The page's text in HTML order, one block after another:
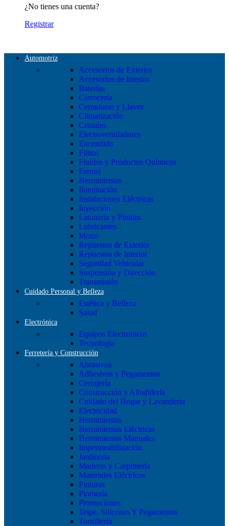
¿No tienes una cuenta?
Registrar
Automotriz
Accesorios de Exterior
Accesorios de Interior
Baterías
Carrocería
Cerraduras y Llaves
Climatización
Cristales
Electroventiladores
Encendido
Filtros
Fluídos y Productos Químicos
Frenos
Herramientas
Iluminación
Instalaciones Eléctricas
Inyección
Latonería y Pintura
Lubricantes
Motor
Repuestos de Exterior
Repuestos de Interior
Seguridad Vehicular
Suspensión y Dirección
Transmisión
Cuidado Personal y Belleza
Estética y Belleza
Salud
Electrónica
Equipos Electronicos
Tecnologia
Ferretería y Construcción
Abrasivos
Adhesivos y Pegamentos
Cerrajería
Construcción y Albañilería
Cuidado del Hogar y Lavanderia
Electricidad
Herramientas
Herramientas Eléctricas
Herramientas Manuales
Impermeabilización
Jardineria
Maderas y Carpintería
Materiales Eléctricos
Pinturas
Plomería
Promociones
Teipe, Silicones Y Pegamentos
Tornillería